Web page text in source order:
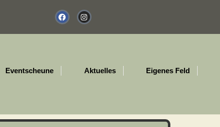
Eventscheune Aktuelles Eigenes Feld